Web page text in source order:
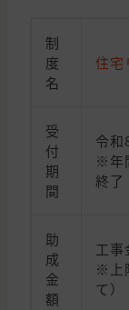
制
度
名
住宅
受
付
期
間
令和
※年
終了
助
成
金
額
工事
※上
て）